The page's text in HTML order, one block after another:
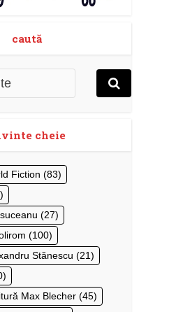
caută
cheie
Fiction (83)
(27)
(100)
Stănescu (21)
Max Blecher (45)